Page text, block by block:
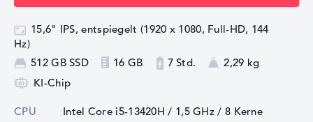
15,6" IPS, entspiegelt (1920 x 1080, Full-HD, 144
Hz)
512 GB SSD
16 GB 7 Std.
2,29 kg
KI-Chip
CPU Intel Core i5-13420H / 1,5 GHz / 8 Kerne